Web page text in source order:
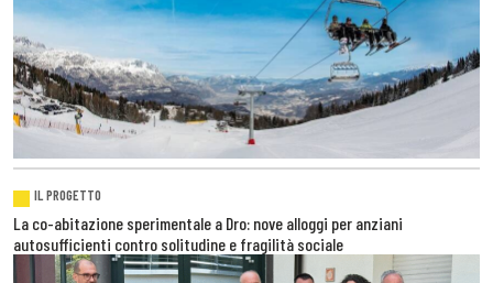
IL PROGETTO
La co-abitazione sperimentale a Dro: nove alloggi per anziani
autosufficienti contro solitudine e fragilità sociale